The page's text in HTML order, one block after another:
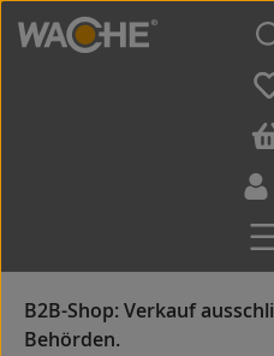
Zum Hauptinhalt springen